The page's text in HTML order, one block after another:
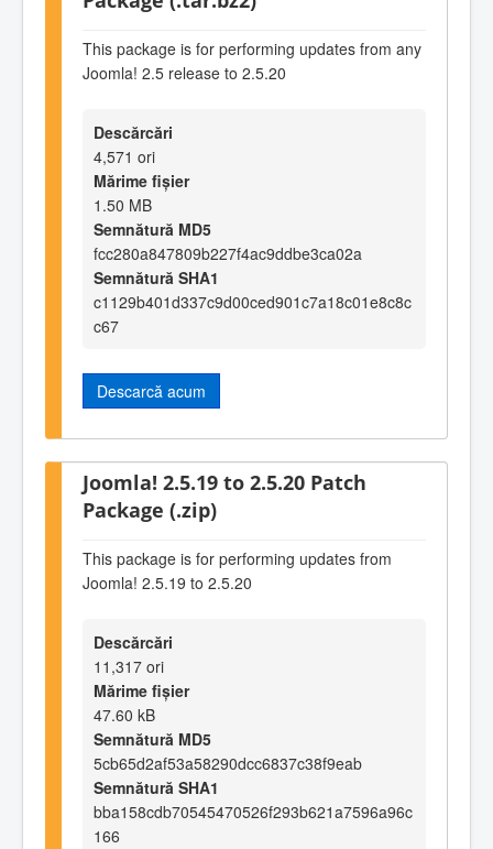
This package is for performing updates from any
Joomla! 2.5 release to 2.5.20
Descărcări
4,571 ori
Mărime fișier
1.50 MB
Semnătură MD5
fcc280a847809b227f4ac9ddbe3ca02a
Semnătură SHA1
c1129b401d337c9d00ced901c7a18c01e8c8c
c67
Descarcă acum
Joomla! 2.5.19 to 2.5.20 Patch
Package (.zip)
This package is for performing updates from
Joomla! 2.5.19 to 2.5.20
Descărcări
11,317 ori
Mărime fișier
47.60 kB
Semnătură MD5
5cb65d2af53a58290dcc6837c38f9eab
Semnătură SHA1
bba158cdb70545470526f293b621a7596a96c
166